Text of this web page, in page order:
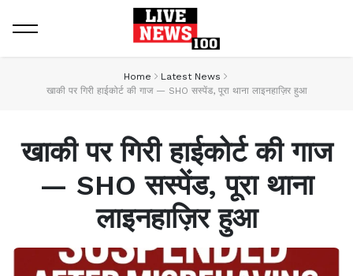
Home
Latest News
खाकी पर गिरी हाईकोर्ट की गाज — SHO सस्पेंड, पूरा थाना लाइनहाज़िर हुआ
खाकी पर गिरी हाईकोर्ट की गाज
— SHO सस्पेंड, पूरा थाना
लाइनहाज़िर हुआ